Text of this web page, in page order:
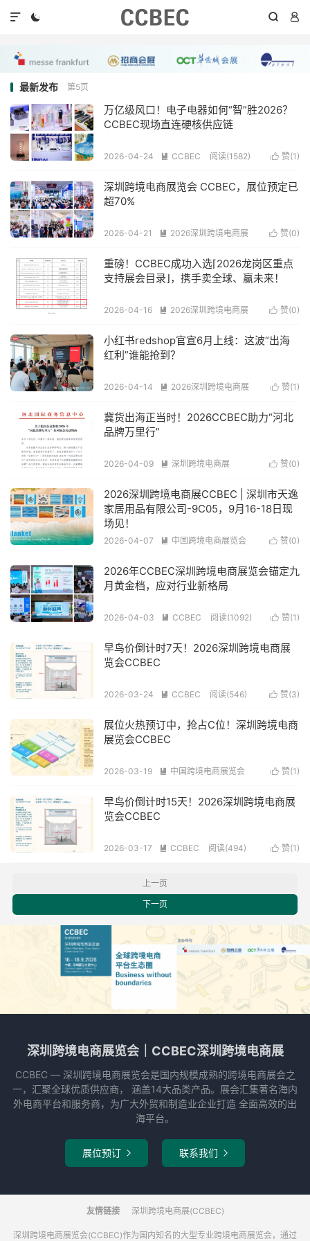
  

最新发布 第5页
万亿级风口！电子电器如何“智”胜2026？
CCBEC现场直连硬核供应链
 赞(1 )
2026-04-24  CCBEC 阅读(1582)
深圳跨境电商展览会 CCBEC，展位预定已
超70%
 赞(0)
2026-04-21 
2026深圳跨境电商展
重磅！CCBEC成功入选⌈2026龙岗区重点
支持展会目录⌋，携手卖全球、赢未来！
 赞(0)
2026-04-16 
2026深圳跨境电商展
小红书redshop官宣6月上线：这波“出海
红利”谁能抢到？
 赞(1 )
2026-04-14 
2026深圳跨境电商展
冀货出海正当时！2026CCBEC助力“河北
品牌万里行”
 赞(0)
2026-04-09 
深圳跨境电商展
2026深圳跨境电商展CCBEC | 深圳市天逸
家居用品有限公司-9C05，9月16-18日现
场见！
 赞(0)
2026-04-07 
中国跨境电商展览会
2026年CCBEC深圳跨境电商展览会锚定九
月黄金档，应对行业新格局
 赞(1 )
2026-04-03  CCBEC 阅读(1092)
早鸟价倒计时7天！2026深圳跨境电商展
览会CCBEC
 赞(3)
2026-03-24  CCBEC 阅读(546)
展位火热预订中，抢占C位！深圳跨境电商
展览会CCBEC
 赞(1 )
2026-03-19 
中国跨境电商展览会
早鸟价倒计时15天！2026深圳跨境电商展
览会CCBEC
 赞(1 )
2026-03-17  CCBEC 阅读(494)
上一页
下一页
深圳跨境电商展览会｜CCBEC深圳跨境电商展
CCBEC ― 深圳跨境电商展览会是国内规模成熟的跨境电商展会之
一，汇聚全球优质供应商， 涵盖14大品类产品。展会汇集著名海内
外电商平台和服务商，为广大外贸和制造业企业打造 全面高效的出
海平台。
展位预订  联系我们 
友情链接 深圳跨境电商展(CCBEC)
深圳跨境电商展览会(CCBEC)作为国内知名的大型专业跨境电商展览会，通过